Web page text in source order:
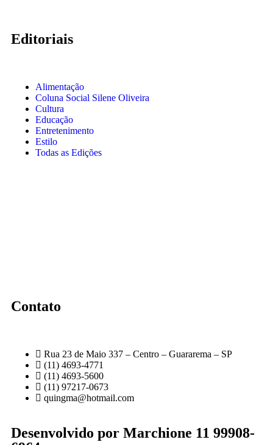
Editoriais
Alimentação
Coluna Social Silene Oliveira
Cultura
Educação
Entretenimento
Estilo
Todas as Edições
Contato
Rua 23 de Maio 337 – Centro – Guararema – SP
(11) 4693-4771
(11) 4693-5600
(11) 97217-0673
quingma@hotmail.com
Desenvolvido por Marchione 11 99908-